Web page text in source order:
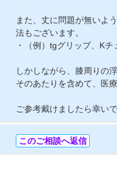
また、丈に問題が無いよ
法もございます。
・（例）tgグリップ、K
しかしながら、膝周りの
そのあたりを含めて、医
ご参考戴けましたら幸い
このご相談へ返信